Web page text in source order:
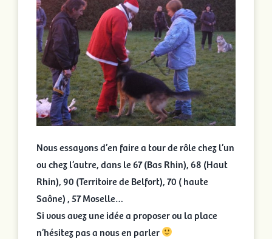
Nous essayons d’en faire a tour de rôle chez l’un
ou chez l’autre, dans le 67 (Bas Rhin), 68 (Haut
Rhin), 90 (Territoire de Belfort), 70 ( haute
Saône) , 57 Moselle…
Si vous avez une idée a proposer ou la place
n’hésitez pas a nous en parler